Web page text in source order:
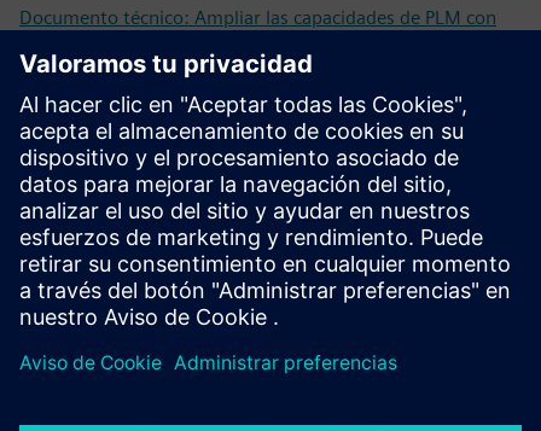
Documento técnico: Ampliar las capacidades de PLM con
Por qué las operaciones de fabricación son más eficientes
con poco código e IA
Mendix for Teamcenter
Por qué Siemens Teamcenter es mejor con Mendix Low-
code
Requisitos previos